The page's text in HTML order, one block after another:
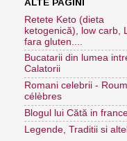
ALTE PAGINI
Retete Keto (dieta
ketogenică), low carb,
fara gluten....
Bucatarii din lumea
Calatorii
Romani celebrii -
célèbres
Blogul lui Cătă in
Legende, Traditii si